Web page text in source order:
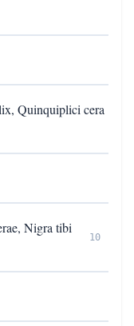
Quinquiplici cera
Nigra tibi
10